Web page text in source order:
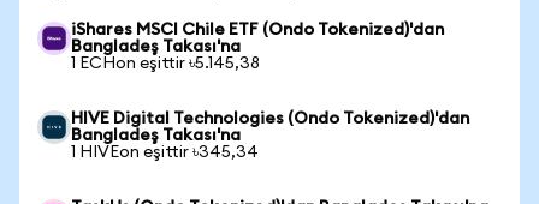
iShares MSCI Chile ETF (Ondo Tokenized)'dan
Bangladeş Takası'na
1 ECHon eşittir ৳5.145,38
HIVE Digital Technologies (Ondo Tokenized)'dan
Bangladeş Takası'na
1 HIVEon eşittir ৳345,34